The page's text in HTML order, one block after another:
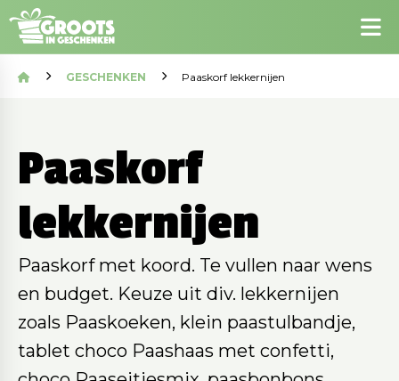
GESCHENKEN Paaskorf lekkernijen
Paaskorf
lekkernijen
Paaskorf met koord. Te vullen naar wens
en budget. Keuze uit div. lekkernijen
zoals Paaskoeken, klein paastulbandje,
tablet choco Paashaas met confetti,